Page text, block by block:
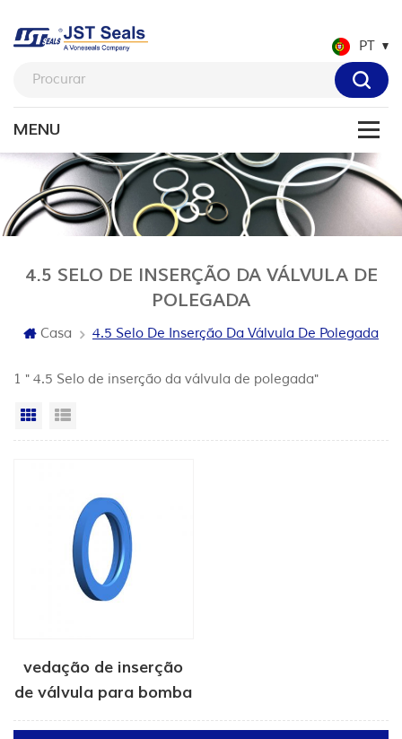
PT
4.5 SELO DE INSERÇÃO DA VÁLVULA DE
POLEGADA
Casa 4.5 Selo De Inserção Da Válvula De Polegada
1 " 4.5 Selo de inserção da válvula de polegada"
Vista da grade
vedação de inserção
de válvula para bomba
de fratura